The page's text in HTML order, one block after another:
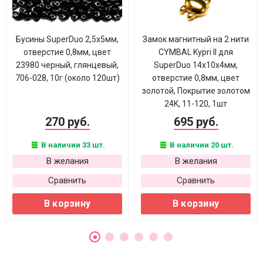
Бусины SuperDuo 2,5х5мм,
отверстие 0,8мм, цвет
23980 черный, глянцевый,
706-028, 10г (около 120шт)
270 руб.
В наличии 33 шт.
В желания
Сравнить
В корзину
Замок магнитный на 2 нити
CYMBAL Kypri II для
SuperDuo 14х10х4мм,
отверстие 0,8мм, цвет
золотой, Покрытие золотом
24K, 11-120, 1шт
695 руб.
В наличии 20 шт.
В желания
Сравнить
В корзину